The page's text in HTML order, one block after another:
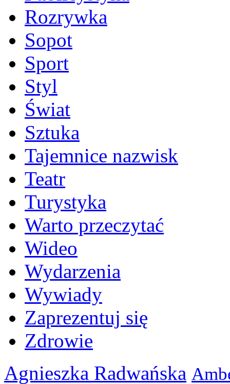
Rozrywka
Sopot
Sport
Styl
Świat
Sztuka
Tajemnice nazwisk
Teatr
Turystyka
Warto przeczytać
Wideo
Wydarzenia
Wywiady
Zaprezentuj się
Zdrowie
Agnieszka Radwańska